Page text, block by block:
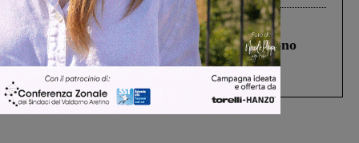
Cronaca 4 Agosto 2026
Un anno fa la strage in A1 in cui morirono
Gianni, Giulia e Franco. Lo schianto, il
processo, lo stop ai sorpassi fra tir....